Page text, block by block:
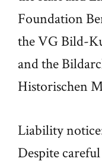
Foundation
the VG Bild-
and the
Historischen
Liability
Despite